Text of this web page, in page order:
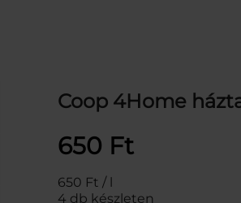
Coop 4Home
650 Ft
650 Ft / l
4 db készleten